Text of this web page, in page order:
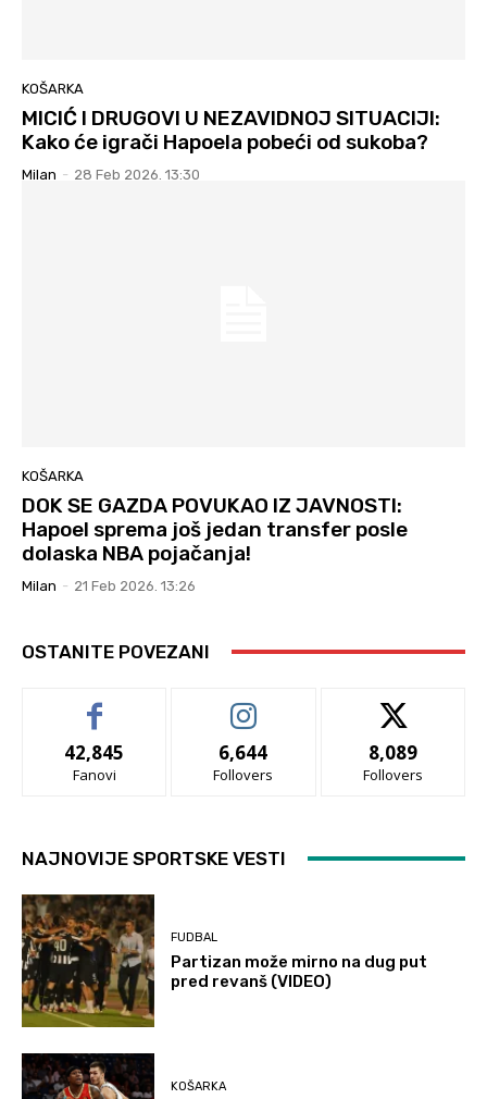
KOŠARKA
MICIĆ I DRUGOVI U NEZAVIDNOJ SITUACIJI:
Kako će igrači Hapoela pobeći od sukoba?
Milan - 28 Feb 2026. 13:30
KOŠARKA
DOK SE GAZDA POVUKAO IZ JAVNOSTI:
Hapoel sprema još jedan transfer posle
dolaska NBA pojačanja!
Milan - 21 Feb 2026. 13:26
OSTANITE POVEZANI
42,845
Fanovi
6,644
Follovers
8,089
Follovers
NAJNOVIJE SPORTSKE VESTI
FUDBAL
Partizan može mirno na dug put
pred revanš (VIDEO)
KOŠARKA